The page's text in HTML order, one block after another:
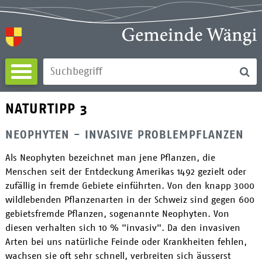
Direkt zum Inhalt springen
Suchbegriff
NATURTIPP 3
NEOPHYTEN - INVASIVE PROBLEMPFLANZEN
Als Neophyten bezeichnet man jene Pflanzen, die
Menschen seit der Entdeckung Amerikas 1492 gezielt oder
zufällig in fremde Gebiete einführten. Von den knapp 3000
wildlebenden Pflanzenarten in der Schweiz sind gegen 600
gebietsfremde Pflanzen, sogenannte Neophyten. Von
diesen verhalten sich 10 % "invasiv". Da den invasiven
Arten bei uns natürliche Feinde oder Krankheiten fehlen,
wachsen sie oft sehr schnell, verbreiten sich äusserst